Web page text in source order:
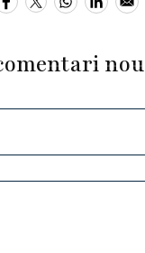
nou